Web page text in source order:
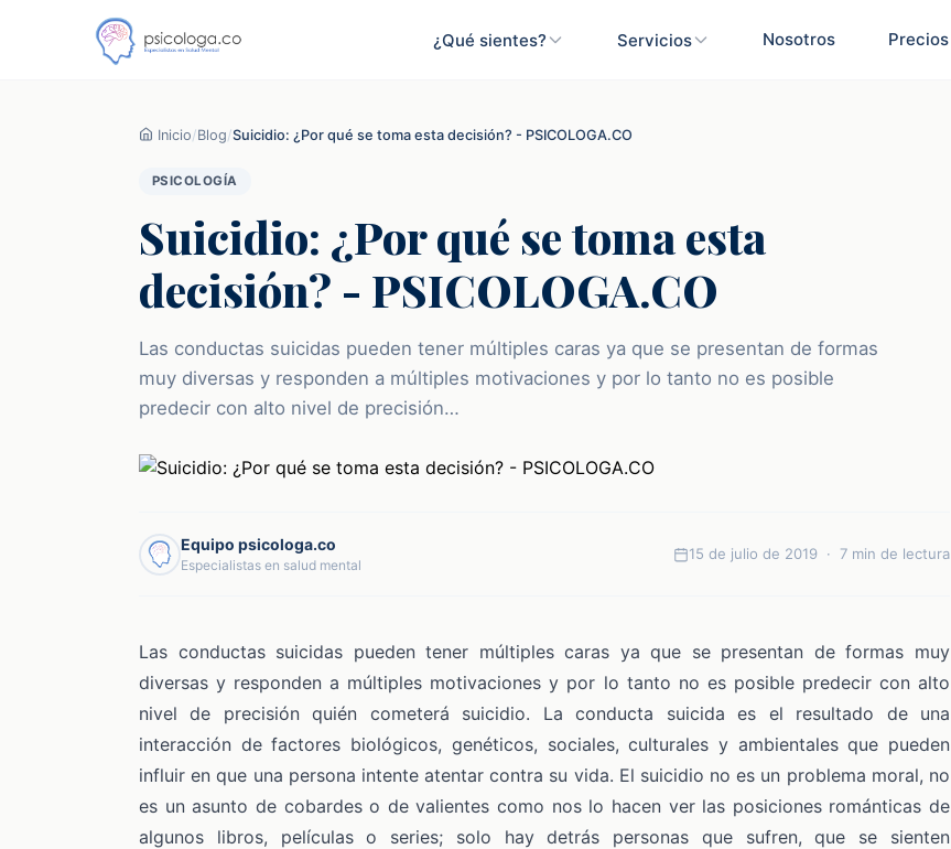
¿Qué sientes? Servicios Nosotros Precios
Inicio/Blog/Suicidio: ¿Por qué se toma esta decisión? - PSICOLOGA.CO
PSICOLOGÍA
Suicidio: ¿Por qué se toma esta
decisión? - PSICOLOGA.CO
Las conductas suicidas pueden tener múltiples caras ya que se presentan de formas
muy diversas y responden a múltiples motivaciones y por lo tanto no es posible
predecir con alto nivel de precisión…
Equipo psicologa.co
Especialistas en salud mental
15 de julio de 2019 · 7 min de lectura
Las conductas suicidas pueden tener múltiples caras ya que se presentan de formas muy
diversas y responden a múltiples motivaciones y por lo tanto no es posible predecir con alto
nivel de precisión quién cometerá suicidio. La conducta suicida es el resultado de una
interacción de factores biológicos, genéticos, sociales, culturales y ambientales que pueden
influir en que una persona intente atentar contra su vida. El suicidio no es un problema moral, no
es un asunto de cobardes o de valientes como nos lo hacen ver las posiciones románticas de
algunos libros, películas o series; solo hay detrás personas que sufren, que se sienten